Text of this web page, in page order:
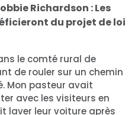
Richardson : Les
du projet de loi
le comté rural de
de rouler sur un chemin
Mon pasteur avait
avec les visiteurs en
laver leur voiture après